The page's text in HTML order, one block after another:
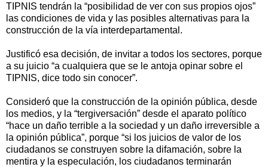
TIPNIS tendrán la “posibilidad de ver con sus propios ojos”
las condiciones de vida y las posibles alternativas para la
construcción de la vía interdepartamental.
Justificó esa decisión, de invitar a todos los sectores, porque
a su juicio “a cualquiera que se le antoja opinar sobre el
TIPNIS, dice todo sin conocer”.
Consideró que la construcción de la opinión pública, desde
los medios, y la “tergiversación” desde el aparato político
“hace un daño terrible a la sociedad y un daño irreversible a
la opinión pública”, porque “si los juicios de valor de los
ciudadanos se construyen sobre la difamación, sobre la
mentira y la especulación, los ciudadanos terminarán